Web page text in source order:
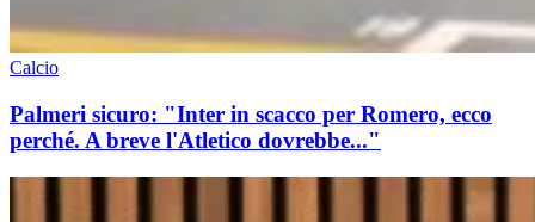
Calcio
Palmeri sicuro: "Inter in scacco per Romero, ecco
perché. A breve l'Atletico dovrebbe..."